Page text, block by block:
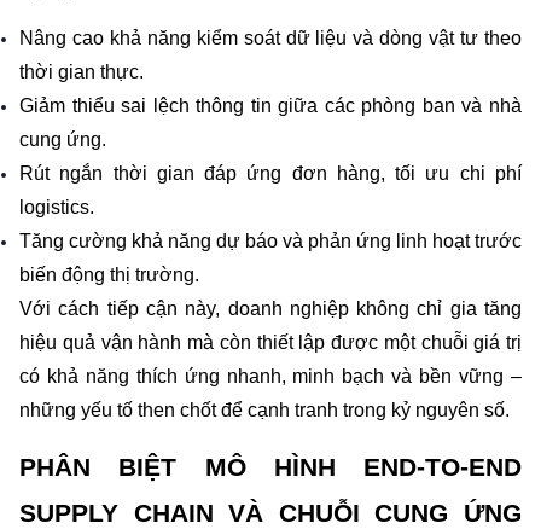
Nâng cao khả năng kiểm soát dữ liệu và dòng vật tư theo
thời gian thực.
Giảm thiểu sai lệch thông tin giữa các phòng ban và nhà
cung ứng.
Rút ngắn thời gian đáp ứng đơn hàng, tối ưu chi phí
logistics.
Tăng cường khả năng dự báo và phản ứng linh hoạt trước
biến động thị trường.
Với cách tiếp cận này, doanh nghiệp không chỉ gia tăng
hiệu quả vận hành mà còn thiết lập được một chuỗi giá trị
có khả năng thích ứng nhanh, minh bạch và bền vững –
những yếu tố then chốt để cạnh tranh trong kỷ nguyên số.
PHÂN BIỆT MÔ HÌNH END-TO-END
SUPPLY CHAIN VÀ CHUỖI CUNG ỨNG